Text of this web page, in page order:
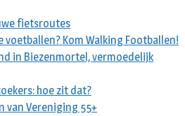
fietsroutes
voetballen? Kom Walking Footballen!
in Biezenmortel, vermoedelijk
hoe zit dat?
van Vereniging 55+